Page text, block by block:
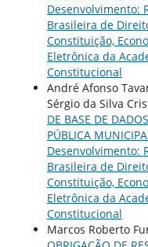
Desenvolvimento:
Brasileira de
Constituição,
Eletrônica da
Constitucional
André Afonso
Sérgio da Silva
DE BASE DE
PÚBLICA
Desenvolvimento:
Brasileira de
Constituição,
Eletrônica da
Constitucional
Marcos Roberto